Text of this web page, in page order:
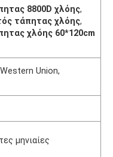
8800D χλόης,
τάπητας χλόης,
χλόης 60*120cm
Union,
μηνιαίες